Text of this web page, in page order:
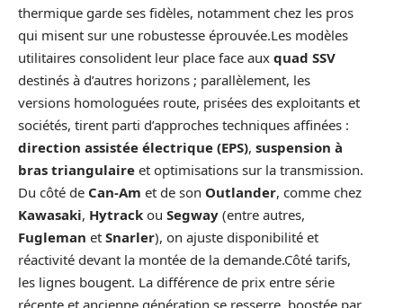
thermique garde ses fidèles, notamment chez les pros
qui misent sur une robustesse éprouvée.Les modèles
utilitaires consolident leur place face aux quad SSV
destinés à d’autres horizons ; parallèlement, les
versions homologuées route, prisées des exploitants et
sociétés, tirent parti d’approches techniques affinées :
direction assistée électrique (EPS), suspension à
bras triangulaire et optimisations sur la transmission.
Du côté de Can-Am et de son Outlander, comme chez
Kawasaki, Hytrack ou Segway (entre autres,
Fugleman et Snarler), on ajuste disponibilité et
réactivité devant la montée de la demande.Côté tarifs,
les lignes bougent. La différence de prix entre série